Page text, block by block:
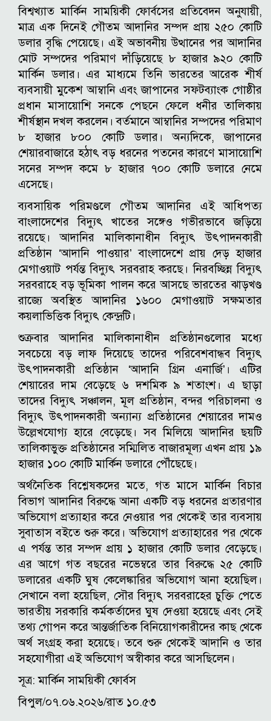
বিশ্বখ্যাত মার্কিন সাময়িকী ফোর্বসের প্রতিবেদন অনুযায়ী,
মাত্র এক দিনেই গৌতম আদানির সম্পদ প্রায় ২৫০ কোটি
ডলার বৃদ্ধি পেয়েছে। এই অভাবনীয় উত্থানের পর আদানির
মোট সম্পদের পরিমাণ দাঁড়িয়েছে ৮ হাজার ৯২০ কোটি
মার্কিন ডলার। এর মাধ্যমে তিনি ভারতের আরেক শীর্ষ
ব্যবসায়ী মুকেশ আম্বানি এবং জাপানের সফটব্যাংক গোষ্ঠীর
প্রধান মাসায়োশি সনকে পেছনে ফেলে ধনীর তালিকায়
শীর্ষস্থান দখল করলেন। বর্তমানে আম্বানির সম্পদের পরিমাণ
৮ হাজার ৮০০ কোটি ডলার। অন্যদিকে, জাপানের
শেয়ারবাজারে হঠাৎ বড় ধরনের পতনের কারণে মাসায়োশি
সনের সম্পদ কমে ৮ হাজার ৭০০ কোটি ডলারে নেমে
এসেছে।
ব্যবসায়িক পরিমণ্ডলে গৌতম আদানির এই আধিপত্য
বাংলাদেশের বিদ্যুৎ খাতের সঙ্গেও গভীরভাবে জড়িয়ে
রয়েছে। আদানির মালিকানাধীন বিদ্যুৎ উৎপাদনকারী
প্রতিষ্ঠান ‘আদানি পাওয়ার’ বাংলাদেশে প্রায় দেড় হাজার
মেগাওয়াট পর্যন্ত বিদ্যুৎ সরবরাহ করছে। নিরবচ্ছিন্ন বিদ্যুৎ
সরবরাহে বড় ভূমিকা পালন করে আসছে ভারতের ঝাড়খণ্ড
রাজ্যে অবস্থিত আদানির ১৬০০ মেগাওয়াট সক্ষমতার
কয়লাভিত্তিক বিদ্যুৎ কেন্দ্রটি।
শুক্রবার আদানির মালিকানাধীন প্রতিষ্ঠানগুলোর মধ্যে
সবচেয়ে বড় লাফ দিয়েছে তাদের পরিবেশবান্ধব বিদ্যুৎ
উৎপাদনকারী প্রতিষ্ঠান ‘আদানি গ্রিন এনার্জি’। এটির
শেয়ারের দাম বেড়েছে ৬ দশমিক ৯ শতাংশ। এ ছাড়া
তাদের বিদ্যুৎ সঞ্চালন, মূল প্রতিষ্ঠান, বন্দর পরিচালনা ও
বিদ্যুৎ উৎপাদনকারী অন্যান্য প্রতিষ্ঠানের শেয়ারের দামও
উল্লেখযোগ্য হারে বেড়েছে। সব মিলিয়ে আদানির ছয়টি
তালিকাভুক্ত প্রতিষ্ঠানের সম্মিলিত বাজারমূল্য এখন প্রায় ১৯
হাজার ১০০ কোটি মার্কিন ডলারে পৌঁছেছে।
অর্থনৈতিক বিশ্লেষকদের মতে, গত মাসে মার্কিন বিচার
বিভাগ আদানির বিরুদ্ধে আনা একটি বড় ধরনের প্রতারণার
অভিযোগ প্রত্যাহার করে নেওয়ার পর থেকেই তার ব্যবসায়
সুবাতাস বইতে শুরু করে। অভিযোগ প্রত্যাহারের পর থেকে
এ পর্যন্ত তার সম্পদ প্রায় ১ হাজার কোটি ডলার বেড়েছে।
এর আগে গত বছরের নভেম্বরে তার বিরুদ্ধে ২৫ কোটি
ডলারের একটি ঘুষ কেলেঙ্কারির অভিযোগ আনা হয়েছিল।
সেখানে বলা হয়েছিল, সৌর বিদ্যুৎ সরবরাহের চুক্তি পেতে
ভারতীয় সরকারি কর্মকর্তাদের ঘুষ দেওয়া হয়েছে এবং সেই
তথ্য গোপন করে আন্তর্জাতিক বিনিয়োগকারীদের কাছ থেকে
অর্থ সংগ্রহ করা হয়েছে। তবে শুরু থেকেই আদানি ও তার
সহযোগীরা এই অভিযোগ অস্বীকার করে আসছিলেন।
সূত্র: মার্কিন সাময়িকী ফোর্বস
বিপুল/০৭.০৬.২০২৬/রাত ১০.৫৩